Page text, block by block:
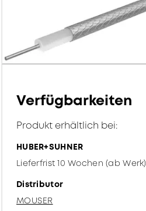
Verfügbarkeiten
Produkt erhältlich bei:
HUBER+SUHNER
Lieferfrist 10 Wochen (ab Werk)
Distributor
MOUSER